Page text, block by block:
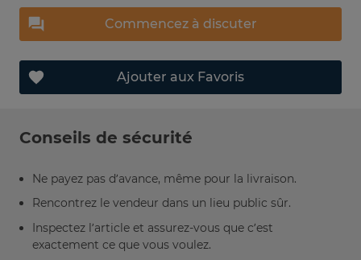
Commencez à discuter
Ajouter aux Favoris
Conseils de sécurité
Ne payez pas d’avance, même pour la livraison.
Rencontrez le vendeur dans un lieu public sûr.
Inspectez l’article et assurez-vous que c’est
exactement ce que vous voulez.